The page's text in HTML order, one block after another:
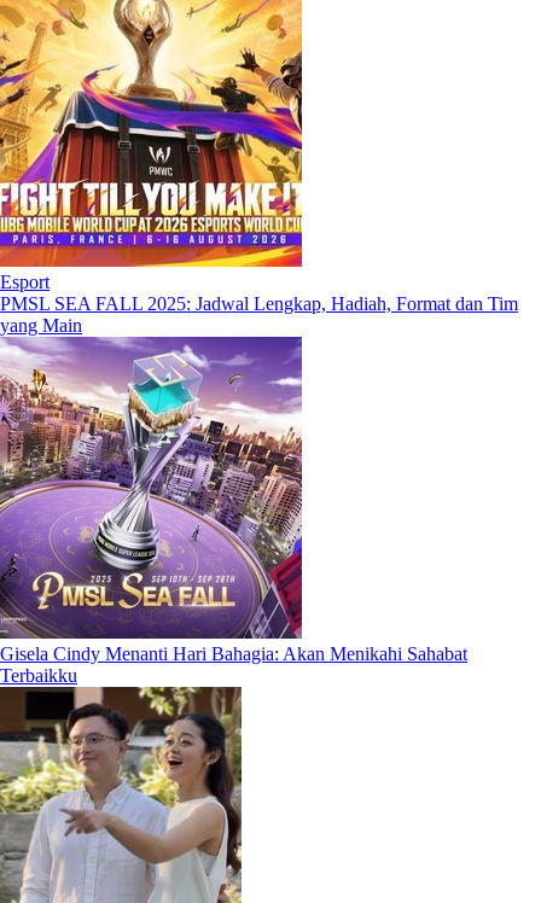
Esport
PMSL SEA FALL 2025: Jadwal Lengkap, Hadiah, Format dan Tim
yang Main
Gisela Cindy Menanti Hari Bahagia: Akan Menikahi Sahabat
Terbaikku